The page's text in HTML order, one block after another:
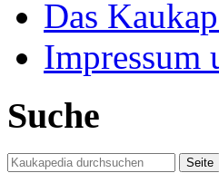
Das
Impressum
Suche